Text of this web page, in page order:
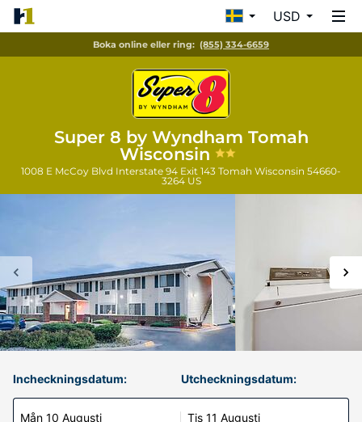
USD
Boka online eller ring: (855) 334-6659
Super 8 by Wyndham Tomah
Wisconsin
1008 E McCoy Blvd Interstate 94 Exit 143 Tomah Wisconsin 54660-
3264 US
Incheckningsdatum:
Mån 10 Augusti
Utcheckningsdatum:
Tis 11 Augusti